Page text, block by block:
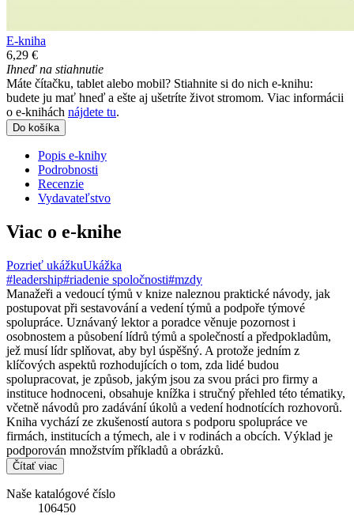
E-kniha
6,29 €
Ihneď na stiahnutie
Máte čítačku, tablet alebo mobil? Stiahnite si do nich e-knihu:
budete ju mať hneď a ešte aj ušetríte život stromom. Viac informácii
o e-knihách nájdete tu.
Do košíka
Popis e-knihy
Podrobnosti
Recenzie
Vydavateľstvo
Viac o e-knihe
Pozrieť ukážkuUkážka
#leadership#riadenie spoločnosti#mzdy
Manažeři a vedoucí týmů v knize naleznou praktické návody, jak
postupovat při sestavování a vedení týmů a podpoře týmové
spolupráce. Uznávaný lektor a poradce věnuje pozornost i
osobnostem a působení lídrů týmů a společností a předpokladům,
jež musí lídr splňovat, aby byl úspěšný. A protože jedním z
klíčových aspektů rozhodujících o tom, zda lidé budou
spolupracovat, je způsob, jakým jsou za svou práci pro firmy a
instituce hodnoceni, obsahuje knížka i stručný přehled této tématiky,
včetně návodů pro zadávání úkolů a vedení hodnotících rozhovorů.
Kniha vychází ze zkušeností autora s podporu spolupráce ve
firmách, institucích a týmech, ale i v rodinách a obcích. Výklad je
podporován množstvím příkladů a obrázků.
Čítať viac
Naše katalógové číslo
106450